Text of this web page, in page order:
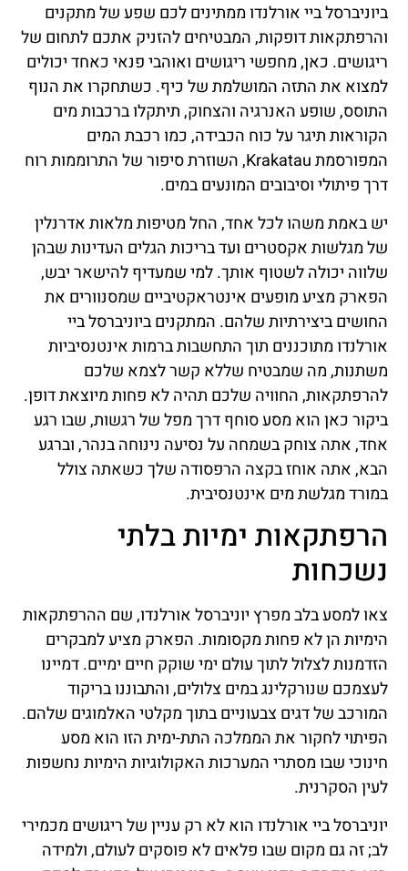
ביוניברסל ביי אורלנדו ממתינים לכם שפע של מתקנים
והרפתקאות דופקות, המבטיחים להזניק אתכם לתחום של
ריגושים. כאן, מחפשי ריגושים ואוהבי פנאי כאחד יכולים
למצוא את התזה המושלמת של כיף. כשתחקרו את הנוף
התוסס, שופע האנרגיה והצחוק, תיתקלו ברכבות מים
הקוראות תיגר על כוח הכבידה, כמו רכבת המים
המפורסמת Krakatau, השוזרת סיפור של התרוממות רוח
דרך פיתולי וסיבובים המונעים במים.
יש באמת משהו לכל אחד, החל מטיפות מלאות אדרנלין
של מגלשות אקסטרים ועד בריכות הגלים העדינות שבהן
שלווה יכולה לשטוף אותך. למי שמעדיף להישאר יבש,
הפארק מציע מופעים אינטראקטיביים שמסנוורים את
החושים ביצירתיות שלהם. המתקנים ביוניברסל ביי
אורלנדו מתוכננים תוך התחשבות ברמות אינטנסיביות
משתנות, מה שמבטיח שללא קשר לצמא שלכם
להרפתקאות, החוויה שלכם תהיה לא פחות מיוצאת דופן.
ביקור כאן הוא מסע סוחף דרך מפל של רגשות, שבו רגע
אחד, אתה צוחק בשמחה על נסיעה נינוחה בנהר, וברגע
הבא, אתה אוחז בקצה הרפסודה שלך כשאתה צולל
במורד מגלשת מים אינטנסיבית.
הרפתקאות ימיות בלתי
נשכחות
צאו למסע בלב מפרץ יוניברסל אורלנדו, שם ההרפתקאות
הימיות הן לא פחות מקסומות. הפארק מציע למבקרים
הזדמנות לצלול לתוך עולם ימי שוקק חיים ימיים. דמיינו
לעצמכם שנורקלינג במים צלולים, והתבוננו בריקוד
המורכב של דגים צבעוניים בתוך מקלטי האלמוגים שלהם.
הפיתוי לחקור את הממלכה התת-ימית הזו הוא מסע
חינוכי שבו מסתרי המערכות האקולוגיות הימיות נחשפות
לעין הסקרנית.
יוניברסל ביי אורלנדו הוא לא רק עניין של ריגושים מכמירי
לב; זה גם מקום שבו פלאים לא פוסקים לעולם, ולמידה